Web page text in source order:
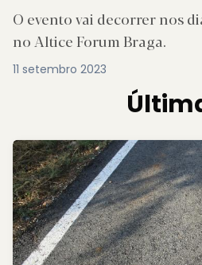
O evento vai decorrer nos
no Altice Forum Braga.
11 setembro 2023